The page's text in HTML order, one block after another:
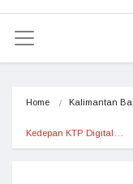
Home Kalimantan
Kedepan KTP Digital…